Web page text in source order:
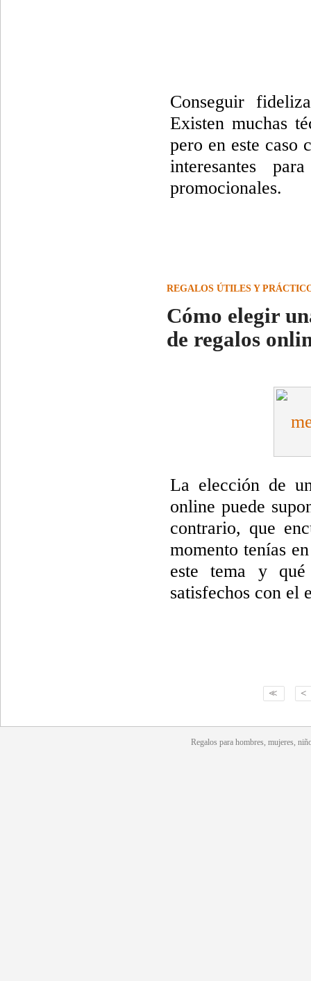
Conseguir
Existen muchas
pero en este caso
interesantes
promocionales.
REGALOS ÚTILES Y
Cómo elegir
de regalos
La elección de
online puede
contrario, que
momento tenías
este tema y
satisfechos con el
<< <
Regalos para hombres, mujeres,